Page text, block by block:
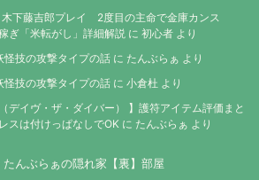
木下藤吉郎プレイ 2度目の主命で金庫カンス
ぎ「米転がし」詳細解説 に 初心者 より
怪技の攻撃タイプの話 に たんぶらぁ より
怪技の攻撃タイプの話 に 小倉杜 より
（デイヴ・ザ・ダイバー） 】護符アイテム評価まと
は付けっぱなしでOK に たんぶらぁ より
んぶらぁの隠れ家【裏】部屋